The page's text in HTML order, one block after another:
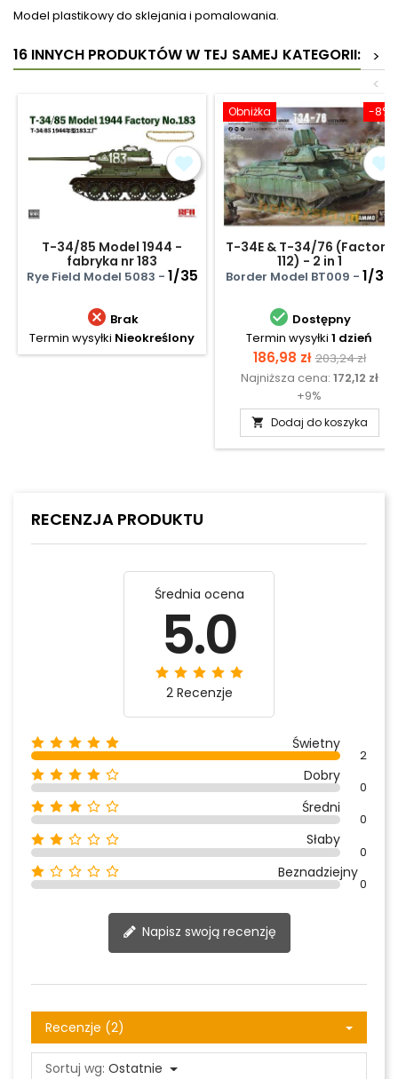
Model plastikowy do sklejania i pomalowania.
16 INNYCH PRODUKTÓW W TEJ SAMEJ KATEGORII:
>
<
T-34/85 Model 1944 -
fabryka nr 183
Rye Field Model 5083 - 1/35
 Brak
Termin wysyłki Nieokreślony
-8%
Obniżka
T-34E & T-34/76 (Factory
112) - 2 in 1
Border Model BT009 - 1/35
 Dostępny
Termin wysyłki 1 dzień
Cena
186,98 zł Cena
203,24 zł
Najniższa cena: 172,12 zł
+9%
 Dodaj do koszyka
RECENZJA PRODUKTU
Średnia ocena
5.0
2 Recenzje
Świetny
2
Dobry
0
Średni
0
Słaby
0
Beznadziejny
0
Napisz swoją recenzję
Recenzje (2)
Sortuj wg: Ostatnie